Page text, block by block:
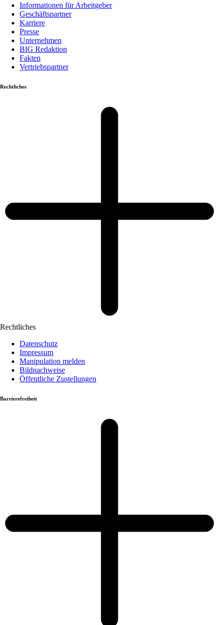
Informationen für Arbeitgeber
Geschäftspartner
Karriere
Presse
Unternehmen
BIG Redaktion
Fakten
Vertriebspartner
Rechtliches
Rechtliches
Datenschutz
Impressum
Manipulation melden
Bildnachweise
Öffentliche Zustellungen
Barrierefreiheit